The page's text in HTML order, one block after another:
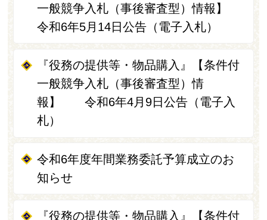
一般競争入札（事後審査型）情報】
令和6年5月14日公告（電子入札）
『役務の提供等・物品購入』【条件付
一般競争入札（事後審査型）情
報】 令和6年4月9日公告（電子入
札）
令和6年度年間業務委託予算成立のお
知らせ
『役務の提供等・物品購入』【条件付